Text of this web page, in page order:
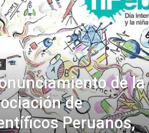
de la
de
Peruanos,